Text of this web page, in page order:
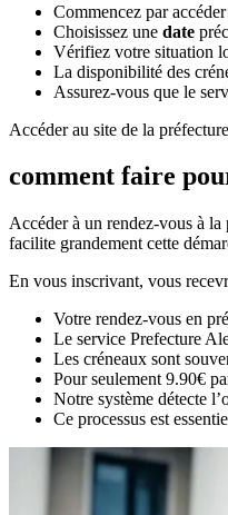
Commencez par accéder
Choisissez une date
Vérifiez votre situation
La disponibilité des
Assurez-vous que le
Accéder au site de la
comment faire
Accéder à un rendez-vous à
facilite grandement cette
En vous inscrivant, vous
Votre rendez-vous en
Le service Prefecture
Les créneaux sont
Pour seulement 9.90€
Notre système détecte
Ce processus est